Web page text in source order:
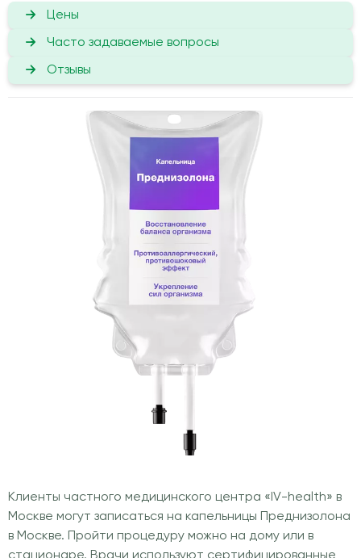
Цены
Часто задаваемые вопросы
Отзывы
Клиенты частного медицинского центра «IV-health» в
Москве могут записаться на капельницы Преднизолона
в Москве. Пройти процедуру можно на дому или в
стационаре. Врачи используют сертифицированные